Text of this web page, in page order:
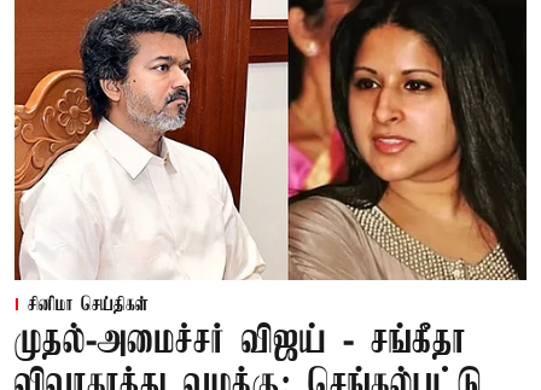
சினிமா செய்திகள்
முதல்-அமைச்சர் விஜய் - சங்கீதா